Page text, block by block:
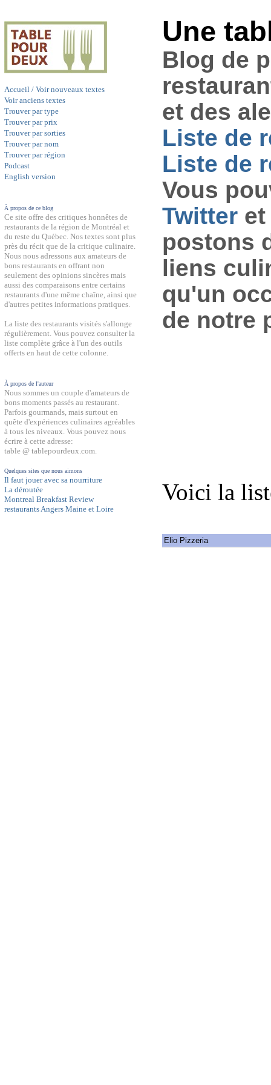
Accueil / Voir nouveaux textes
Voir anciens textes
Trouver par type
Trouver par prix
Trouver par sorties
Trouver par nom
Trouver par région
Podcast
English version
À propos de ce blog
Ce site offre des critiques honnêtes de
restaurants de la région de Montréal et
du reste du Québec. Nos textes sont plus
près du récit que de la critique culinaire.
Nous nous adressons aux amateurs de
bons restaurants en offrant non
seulement des opinions sincères mais
aussi des comparaisons entre certains
restaurants d'une même chaîne, ainsi que
d'autres petites informations pratiques.
La liste des restaurants visités s'allonge
régulièrement. Vous pouvez consulter la
liste complète grâce à l'un des outils
offerts en haut de cette colonne.
À propos de l'auteur
Nous sommes un couple d'amateurs de
bons moments passés au restaurant.
Parfois gourmands, mais surtout en
quête d'expériences culinaires agréables
à tous les niveaux. Vous pouvez nous
écrire à cette adresse:
table @ tablepourdeux.com.
Quelques sites que nous aimons
Il faut jouer avec sa nourriture
La déroutée
Montreal Breakfast Review
restaurants Angers Maine et Loire
Une
Blog de
et des
Liste de
Liste de
Vous
Twitter
postons
liens
qu'un
de notre
Voici la
Elio Pizzeria